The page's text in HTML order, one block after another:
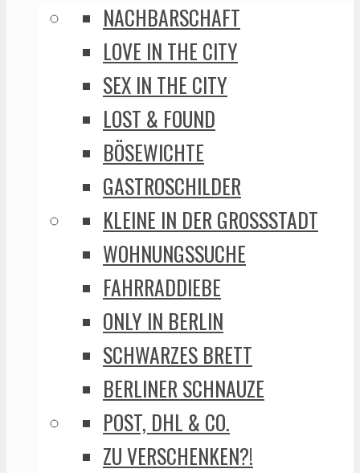
NACHBARSCHAFT
LOVE IN THE CITY
SEX IN THE CITY
LOST & FOUND
BÖSEWICHTE
GASTROSCHILDER
KLEINE IN DER GROSSSTADT
WOHNUNGSSUCHE
FAHRRADDIEBE
ONLY IN BERLIN
SCHWARZES BRETT
BERLINER SCHNAUZE
POST, DHL & CO.
ZU VERSCHENKEN?!